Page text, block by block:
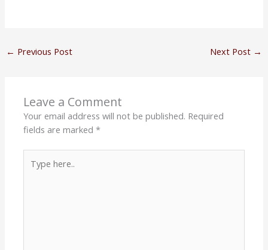
← Previous Post Next Post →
Leave a Comment
Your email address will not be published. Required
fields are marked*
here..